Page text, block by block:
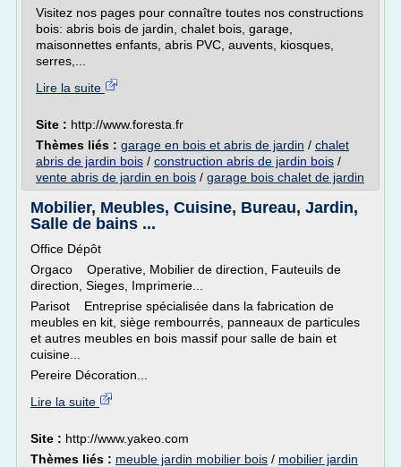
Visitez nos pages pour connaître toutes nos constructions
bois: abris bois de jardin, chalet bois, garage,
maisonnettes enfants, abris PVC, auvents, kiosques,
serres,...
Lire la suite
Site : http://www.foresta.fr
Thèmes liés : garage en bois et abris de jardin / chalet
abris de jardin bois / construction abris de jardin bois /
vente abris de jardin en bois / garage bois chalet de jardin
Mobilier, Meubles, Cuisine, Bureau, Jardin,
Salle de bains ...
Office Dépôt
Orgaco Operative, Mobilier de direction, Fauteuils de
direction, Sieges, Imprimerie...
Parisot Entreprise spécialisée dans la fabrication de
meubles en kit, siège rembourrés, panneaux de particules
et autres meubles en bois massif pour salle de bain et
cuisine...
Pereire Décoration...
Lire la suite
Site : http://www.yakeo.com
Thèmes liés : meuble jardin mobilier bois / mobilier jardin